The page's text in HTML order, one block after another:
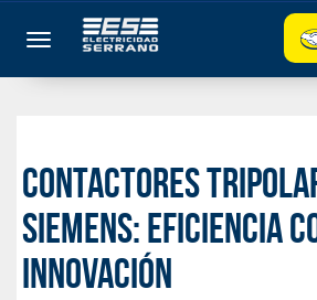
Toggle navigation
Contactores
Siemens: Eficiencia
Innovación